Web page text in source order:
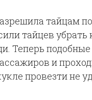
тайцам
тайцев
Теперь
и
провезти не